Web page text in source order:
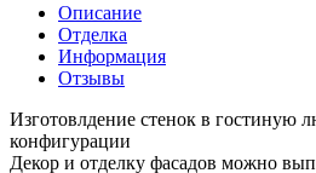
Описание
Отделка
Информация
Отзывы
Изготовлдение стенок в гостиную
конфигурации
Декор и отделку фасадов можно